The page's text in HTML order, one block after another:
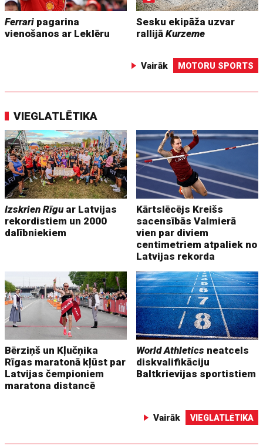
Ferrari pagarina
vienošanos ar Leklēru
Sesku ekipāža uzvar
rallijāKurzeme
Vairāk MOTORU SPORTS
VIEGLATLĒTIKA
Izskrien Rīguar Latvijas
rekordistiem un 2000
dalībniekiem
Kārtslēcējs Kreišs
sacensībās Valmierā
vien par diviem
centimetriem atpaliek no
Latvijas rekorda
Bērziņš un Kļučņika
Rīgas maratonā kļūst par
Latvijas čempioniem
maratona distancē
World Athletics neatcels
diskvalifikāciju
Baltkrievijas sportistiem
Vairāk VIEGLATLĒTIKA